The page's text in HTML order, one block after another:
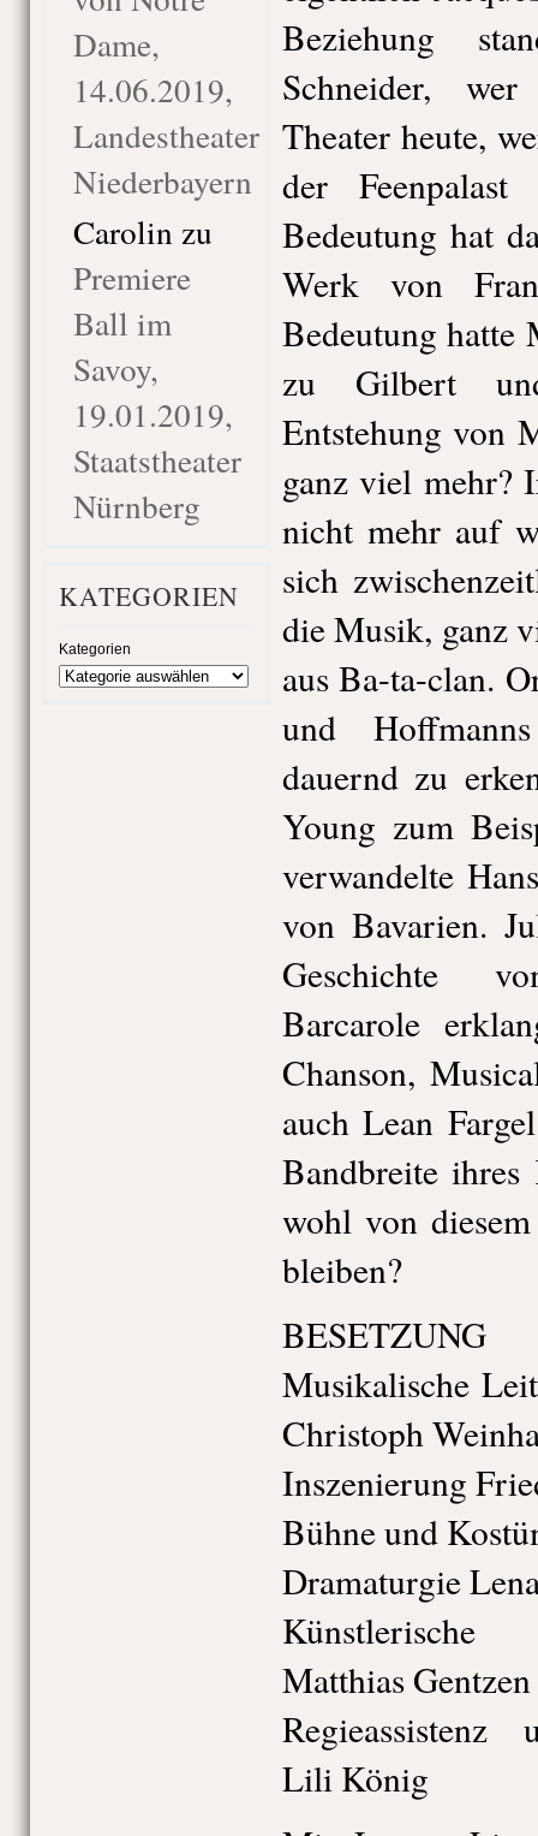
Dame,
14.06.2019,
Landestheater
Niederbayern
Carolin zu
Premiere
Ball im
Savoy,
19.01.2019,
Staatstheater
Nürnberg
KATEGORIEN
Kategorien
Beziehung
Schneider,
Theater heute,
der
Bedeutung hat
Werk von
Bedeutung hatte
zu Gilbert
Entstehung von
ganz viel mehr?
nicht mehr auf
sich
die Musik, ganz
aus Ba-ta-clan.
und
dauernd zu
Young zum
verwandelte
von Bavarien.
Geschichte
Barcarole
Chanson,
auch Lean
Bandbreite
wohl von
bleiben?
BESETZUNG
Musikalische
Christoph
Inszenierung
Bühne und
Dramaturgie
Matthias Gentzen
Regieassistenz
Lili König